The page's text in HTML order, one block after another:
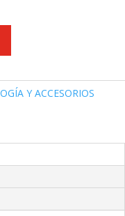
Y ACCESORIOS